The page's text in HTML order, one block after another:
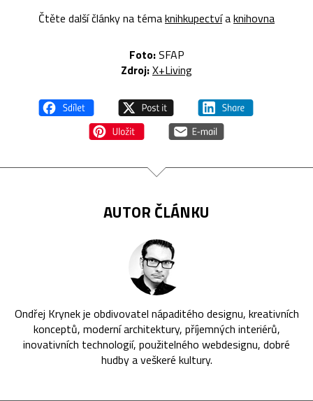
Čtěte další články na témaknihkupectvíaknihovna
Foto:SFAP
Zdroj:X+Living
AUTOR ČLÁNKU
Ondřej Krynek je obdivovatel nápaditého designu, kreativních
konceptů, moderní architektury, příjemných interiérů,
inovativních technologií, použitelného webdesignu, dobré
hudby a veškeré kultury.